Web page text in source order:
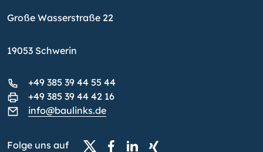
Große Wasserstraße 22
19053 Schwerin
+49 385 39 44 55 44
+49 385 39 44 42 16
info@baulinks.de
Folge uns auf